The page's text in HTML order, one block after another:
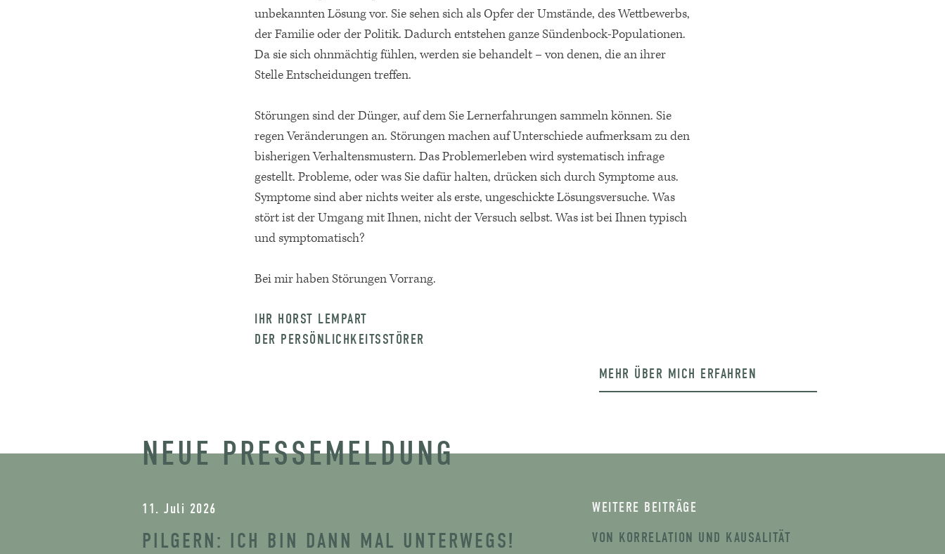
unbekannten Lösung vor. Sie sehen sich als Opfer der Umstände, des Wettbewerbs,
der Familie oder der Politik. Dadurch entstehen ganze Sündenbock-Populationen.
Da sie sich ohnmächtig fühlen, werden sie behandelt – von denen, die an ihrer
Stelle Entscheidungen treffen.
Störungen sind der Dünger, auf dem Sie Lernerfahrungen sammeln können. Sie
regen Veränderungen an. Störungen machen auf Unterschiede aufmerksam zu den
bisherigen Verhaltensmustern. Das Problemerleben wird systematisch infrage
gestellt. Probleme, oder was Sie dafür halten, drücken sich durch Symptome aus.
Symptome sind aber nichts weiter als erste, ungeschickte Lösungsversuche. Was
stört ist der Umgang mit Ihnen, nicht der Versuch selbst. Was ist bei Ihnen typisch
und symptomatisch?
Bei mir haben Störungen Vorrang.
IHR HORST LEMPART
DER PERSÖNLICHKEITSSTÖRER
MEHR ÜBER MICH ERFAHREN
NEUE PRESSEMELDUNG
11. Juli 2026
PILGERN: ICH BIN DANN MAL UNTERWEGS!
WEITERE BEITRÄGE
VON KORRELATION UND KAUSALITÄT